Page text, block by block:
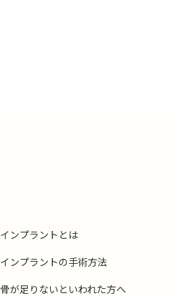
インプラントとは
インプラントの手術方法
骨が足りないといわれた方へ